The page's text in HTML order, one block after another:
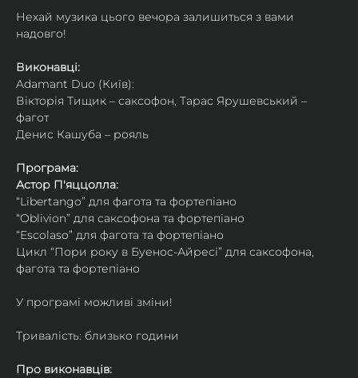
Нехай музика цього вечора залишиться з вами
надовго!
Виконавці:
Adamant Duo (Київ):
Вікторія Тищик – саксофон, Тарас Ярушевський –
фагот
Денис Кашуба – рояль
Програма:
Астор П'яццолла:
“Libertango” для фагота та фортепіано
“Oblivion” для саксофона та фортепіано
“Escolaso” для фагота та фортепіано
Цикл “Пори року в Буенос-Айресі” для саксофона,
фагота та фортепіано
У програмі можливі зміни!
Тривалість: близько години
Про виконавців: